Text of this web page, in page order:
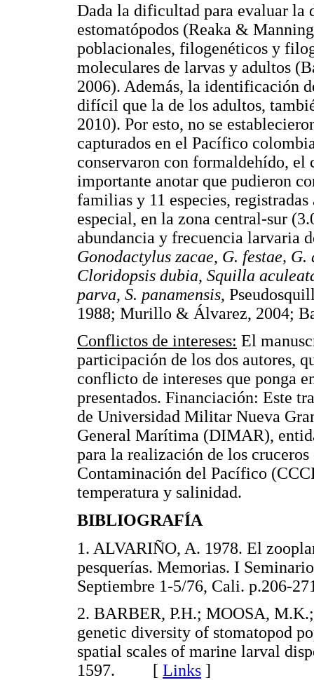
Dada la dificultad para evaluar la
estomatópodos (Reaka &
poblacionales, filogenéticos y
moleculares de larvas y adultos
2006). Además, la identificación
difícil que la de los adultos,
2010). Por esto, no se
capturados en el Pacífico
conservaron con formaldehído, el
importante anotar que pudieron
familias y 11 especies,
especial, en la zona central-sur
abundancia y frecuencia larvaria
Gonodactylus zacae, G. festae,
Cloridopsis dubia, Squilla
parva, S. panamensis,
1988; Murillo & Álvarez, 2004;
Conflictos de intereses: El
participación de los dos autores,
conflicto de intereses que ponga
presentados. Financiación: Este
de Universidad Militar Nueva
General Marítima (DIMAR),
para la realización de los
Contaminación del Pacífico
temperatura y salinidad.
BIBLIOGRAFÍA
1. ALVARIÑO, A. 1978. El
pesquerías. Memorias. I
Septiembre 1-5/76, Cali.
2. BARBER, P.H.; MOOSA,
genetic diversity of stomatopod
spatial scales of marine larval
1597. [ Links ]